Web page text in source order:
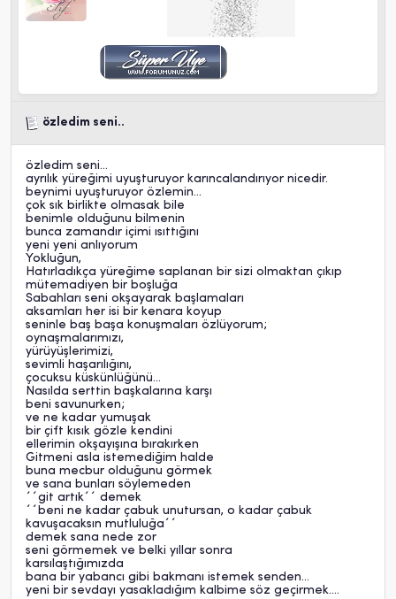
özledim seni..
özledim seni...
ayrılık yüreğimi uyuşturuyor karıncalandırıyor nicedir.
beynimi uyuşturuyor özlemin...
çok sık birlikte olmasak bile
benimle olduğunu bilmenin
bunca zamandır içimi ısıttığını
yeni yeni anlıyorum
Yokluğun,
Hatırladıkça yüreğime saplanan bir sizi olmaktan çıkıp
mütemadiyen bir boşluğa
Sabahları seni okşayarak başlamaları
aksamları her isi bir kenara koyup
seninle baş başa konuşmaları özlüyorum;
oynaşmalarımızı,
yürüyüşlerimizi,
sevimli haşarılığını,
çocuksu küskünlüğünü...
Nasılda serttin başkalarına karşı
beni savunurken;
ve ne kadar yumuşak
bir çift kısık gözle kendini
ellerimin okşayışına bırakırken
Gitmeni asla istemediğim halde
buna mecbur olduğunu görmek
ve sana bunları söylemeden
´´git artık´´ demek
´´beni ne kadar çabuk unutursan, o kadar çabuk
kavuşacaksın mutluluğa´´
demek sana nede zor
seni görmemek ve belki yıllar sonra
karsılaştığımızda
bana bir yabancı gibi bakmanı istemek senden...
yeni bir sevdayı yasakladığım kalbime söz geçirmek....